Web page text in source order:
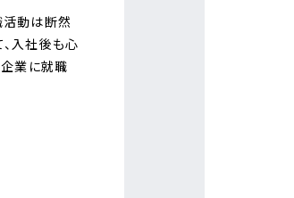
動は断然
入社後も心
業に就職